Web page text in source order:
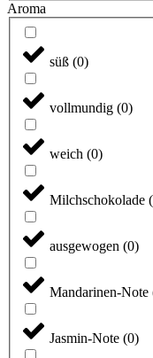
Aroma
süß (0)
vollmundig (0)
weich (0)
Milchschokolade (
ausgewogen (0)
Mandarinen-Note
Jasmin-Note (0)